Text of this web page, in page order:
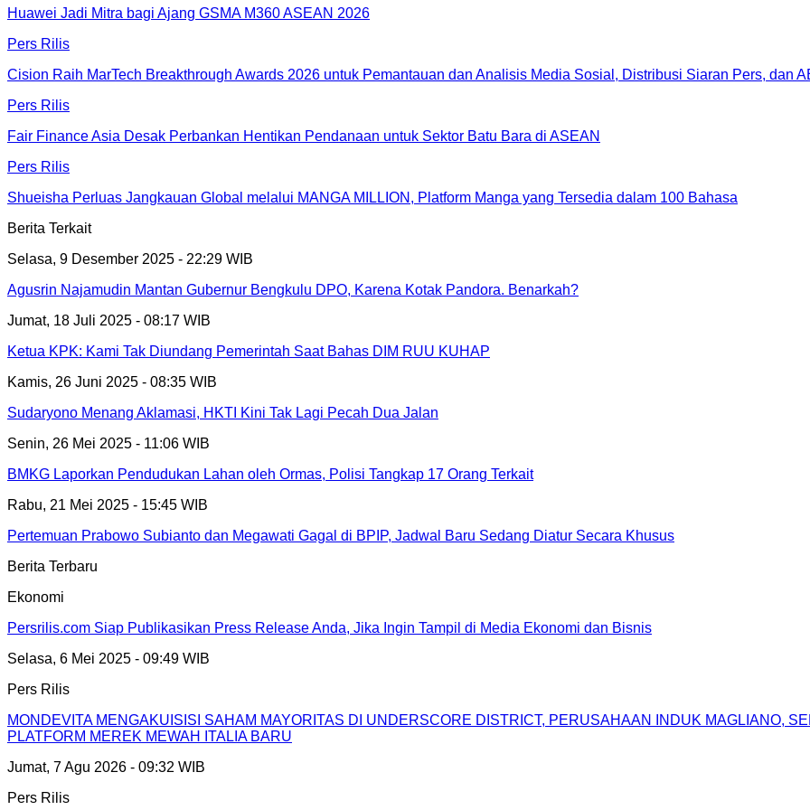
Huawei Jadi Mitra bagi Ajang GSMA M360 ASEAN 2026
Pers Rilis
Cision Raih MarTech Breakthrough Awards 2026 untuk Pemantauan dan Analisis Media Sosial, Distribusi Siaran Pers, dan
Pers Rilis
Fair Finance Asia Desak Perbankan Hentikan Pendanaan untuk Sektor Batu Bara di ASEAN
Pers Rilis
Shueisha Perluas Jangkauan Global melalui MANGA MILLION, Platform Manga yang Tersedia dalam 100 Bahasa
Berita Terkait
Selasa, 9 Desember 2025 - 22:29 WIB
Agusrin Najamudin Mantan Gubernur Bengkulu DPO, Karena Kotak Pandora. Benarkah?
Jumat, 18 Juli 2025 - 08:17 WIB
Ketua KPK: Kami Tak Diundang Pemerintah Saat Bahas DIM RUU KUHAP
Kamis, 26 Juni 2025 - 08:35 WIB
Sudaryono Menang Aklamasi, HKTI Kini Tak Lagi Pecah Dua Jalan
Senin, 26 Mei 2025 - 11:06 WIB
BMKG Laporkan Pendudukan Lahan oleh Ormas, Polisi Tangkap 17 Orang Terkait
Rabu, 21 Mei 2025 - 15:45 WIB
Pertemuan Prabowo Subianto dan Megawati Gagal di BPIP, Jadwal Baru Sedang Diatur Secara Khusus
Berita Terbaru
Ekonomi
Persrilis.com Siap Publikasikan Press Release Anda, Jika Ingin Tampil di Media Ekonomi dan Bisnis
Selasa, 6 Mei 2025 - 09:49 WIB
Pers Rilis
MONDEVITA MENGAKUISISI SAHAM MAYORITAS DI UNDERSCORE DISTRICT, PERUSAHAAN INDUK MAGLIANO,
PLATFORM MEREK MEWAH ITALIA BARU
Jumat, 7 Agu 2026 - 09:32 WIB
Pers Rilis